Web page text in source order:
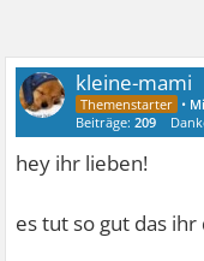
kleine-mami
•
Beiträge:209
hey ihr lieben!
es tut so gut das ihr